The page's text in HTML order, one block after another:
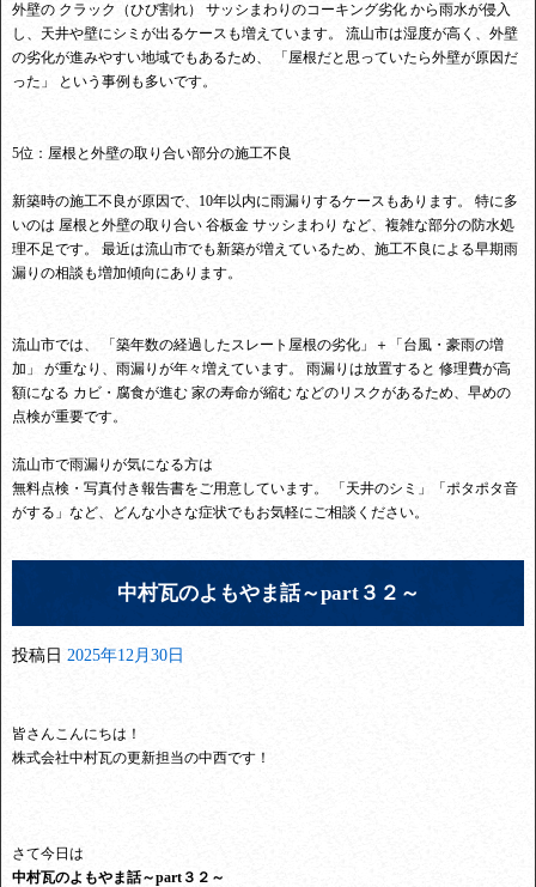
外壁の クラック（ひび割れ） サッシまわりのコーキング劣化 から雨水が侵入
し、天井や壁にシミが出るケースも増えています。 流山市は湿度が高く、外壁
の劣化が進みやすい地域でもあるため、 「屋根だと思っていたら外壁が原因だ
った」 という事例も多いです。
5位：屋根と外壁の取り合い部分の施工不良
新築時の施工不良が原因で、10年以内に雨漏りするケースもあります。 特に多
いのは 屋根と外壁の取り合い 谷板金 サッシまわり など、複雑な部分の防水処
理不足です。 最近は流山市でも新築が増えているため、施工不良による早期雨
漏りの相談も増加傾向にあります。
流山市では、 「築年数の経過したスレート屋根の劣化」＋「台風・豪雨の増
加」 が重なり、雨漏りが年々増えています。 雨漏りは放置すると 修理費が高
額になる カビ・腐食が進む 家の寿命が縮む などのリスクがあるため、早めの
点検が重要です。
流山市で雨漏りが気になる方は
無料点検・写真付き報告書をご用意しています。 「天井のシミ」「ポタポタ音
がする」など、どんな小さな症状でもお気軽にご相談ください。
中村瓦のよもやま話～part３２～
投稿日 2025年12月30日
皆さんこんにちは！
株式会社中村瓦の更新担当の中西です！
さて今日は
中村瓦のよもやま話～part３２～